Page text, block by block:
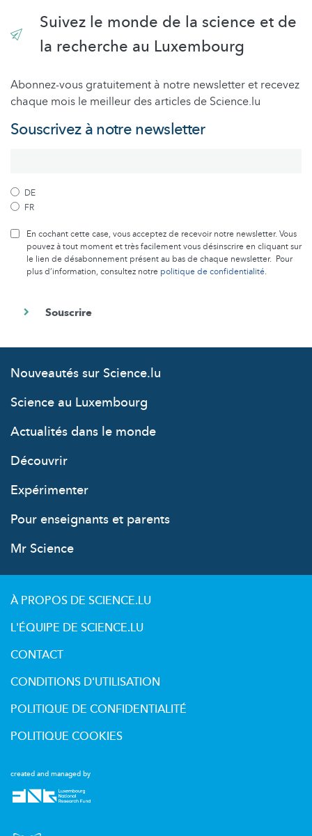
Suivez le monde de la science et de
la recherche au Luxembourg
Abonnez-vous gratuitement à notre newsletter et recevez
chaque mois le meilleur des articles de Science.lu
Souscrivez à notre newsletter
DE
FR
En cochant cette case, vous acceptez de recevoir notre newsletter. Vous
pouvez à tout moment et très facilement vous désinscrire en cliquant sur
le lien de désabonnement présent au bas de chaque newsletter. Pour
plus d’information, consultez notre politique de confidentialité.
Nouveautés sur Science.lu
Science au Luxembourg
Actualités dans le monde
Découvrir
Expérimenter
Pour enseignants et parents
Mr Science
created and managed by
À PROPOS DE SCIENCE.LU
L'ÉQUIPE DE SCIENCE.LU
CONTACT
CONDITIONS D'UTILISATION
POLITIQUE DE CONFIDENTIALITÉ
POLITIQUE COOKIES